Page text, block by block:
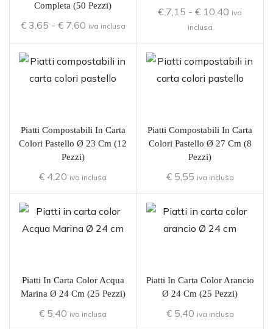
Completa (50 Pezzi)
€3,65 - €7,60 iva inclusa
€ 7,15 - € 10,40 iva
inclusa
Piatti Compostabili In Carta
Colori Pastello Ø 23 Cm (12
Pezzi)
€ 4,20 iva inclusa
Piatti Compostabili In Carta
Colori Pastello Ø 27 Cm (8
Pezzi)
€5,55 iva inclusa
Piatti In Carta Color Acqua
Marina Ø 24 Cm (25 Pezzi)
€ 5,40 iva inclusa
Piatti In Carta Color Arancio
Ø 24 Cm (25 Pezzi)
€5,40 iva inclusa